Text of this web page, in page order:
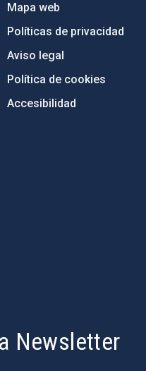
Mapa web
Políticas de privacidad
Aviso legal
Política de cookies
Accesibilidad
Newsletter